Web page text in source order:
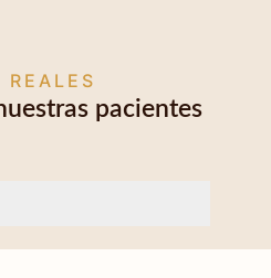
REALES
pacientes